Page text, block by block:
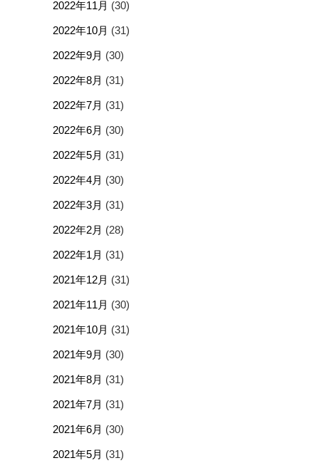
2022年11月 (30)
2022年10月 (31)
2022年9月 (30)
2022年8月 (31)
2022年7月 (31)
2022年6月 (30)
2022年5月 (31)
2022年4月 (30)
2022年3月 (31)
2022年2月 (28)
2022年1月 (31)
2021年12月 (31)
2021年11月 (30)
2021年10月 (31)
2021年9月 (30)
2021年8月 (31)
2021年7月 (31)
2021年6月 (30)
2021年5月 (31)